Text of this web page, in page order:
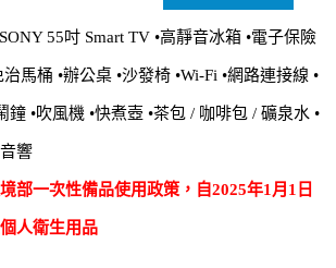
55吋 Smart TV •高靜音冰箱 •電子保險
馬桶 •辦公桌 •沙發椅 •Wi-Fi •網路連接線 •
鐘 •吹風機 •快煮壺 •茶包 / 咖啡包 / 礦泉水 •
響
部一次性備品使用政策，自2025年1月1日
人衛生用品